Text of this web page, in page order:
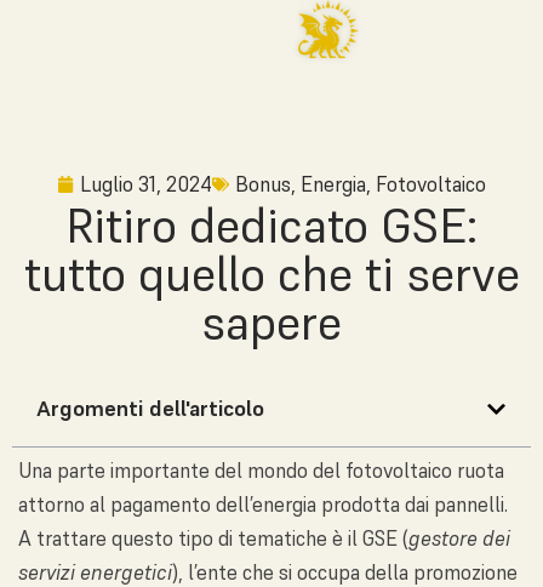
Luglio 31, 2024 Bonus, Energia, Fotovoltaico
Ritiro dedicato GSE:
tutto quello che ti serve
sapere
Argomenti dell'articolo
Una parte importante del mondo del fotovoltaico ruota
attorno al pagamento dell’energia prodotta dai pannelli.
A trattare questo tipo di tematiche è il GSE (gestore dei
servizi energetici), l’ente che si occupa della promozione